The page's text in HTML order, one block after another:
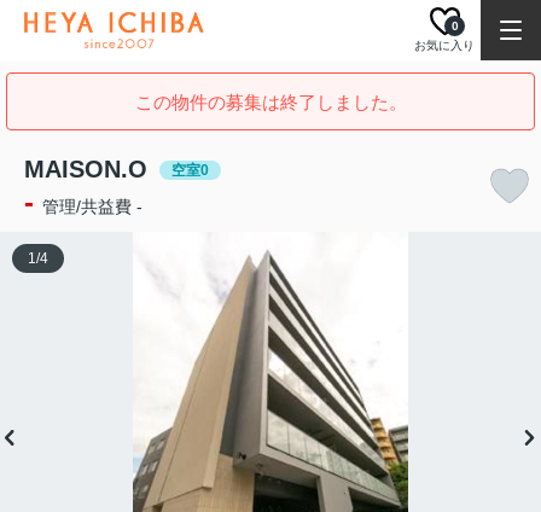
お気に入り
0
この物件の募集は終了しました。
MAISON.O 空室0
- 管理/共益費 -
1/4